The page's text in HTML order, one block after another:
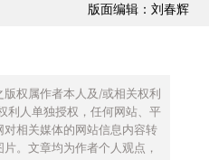
版面编辑：刘春辉
权属作者本人及/或相关权利
利人单独授权，任何网站、平
相关媒体的网站信息内容转
。文章均为作者个人观点，